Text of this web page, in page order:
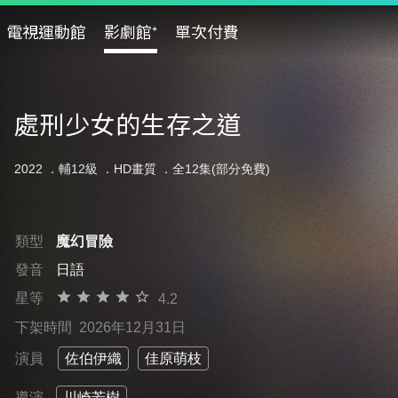
電視運動館 影劇館⁺ 單次付費
處刑少女的生存之道
2022 ． 輔12級 ．HD畫質 ．全12集(部分免費)
類型
魔幻冒險
發音
日語
星等
4.2
下架時間 2026年12月31日
演員 佐伯伊織 佳原萌枝